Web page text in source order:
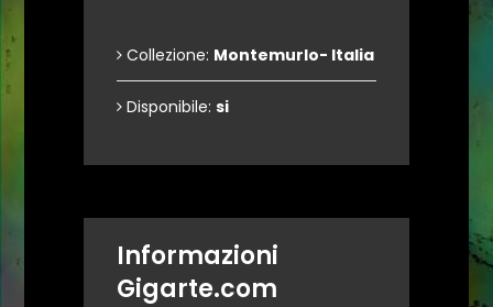
Collezione: Montemurlo- Italia
Disponibile: si
Informazioni
Gigarte.com